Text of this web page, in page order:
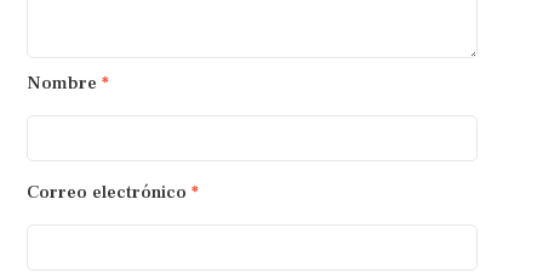
Nombre *
Correo electrónico *